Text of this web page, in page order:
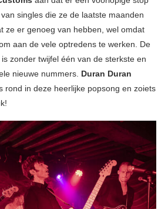
singles die ze de laatste maanden
ze er genoeg van hebben, wel omdat
aan de vele optredens te werken. De
is zonder twijfel één van de sterkste en
nieuwe nummers. Duran Duran
rond in deze heerlijke popsong en zoiets